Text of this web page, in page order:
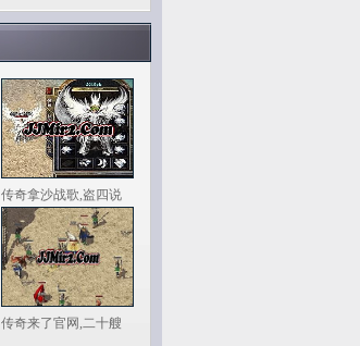
传奇拿沙战歌,盗四说
传奇来了官网,二十艘